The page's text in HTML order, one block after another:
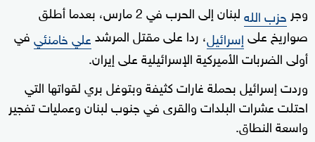
وجر حزب الله
لبنان إلى الحرب في 2 مارس، بعدما أطلق
صواريخ علىإسرائيل، ردا على مقتل المرشدعلي خامنئيفي
أولى الضربات الأميركية الإسرائيلية على إيران.
وردت إسرائيل بحملة غارات كثيفة وبتوغل بري لقواتها التي
احتلت عشرات البلدات والقرى في جنوب لبنان وعمليات تفجير
واسعة النطاق.